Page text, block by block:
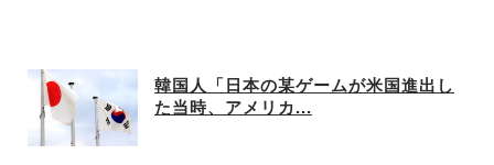
韓国人「日本の某ゲームが米国進出し
た当時、アメリカ...